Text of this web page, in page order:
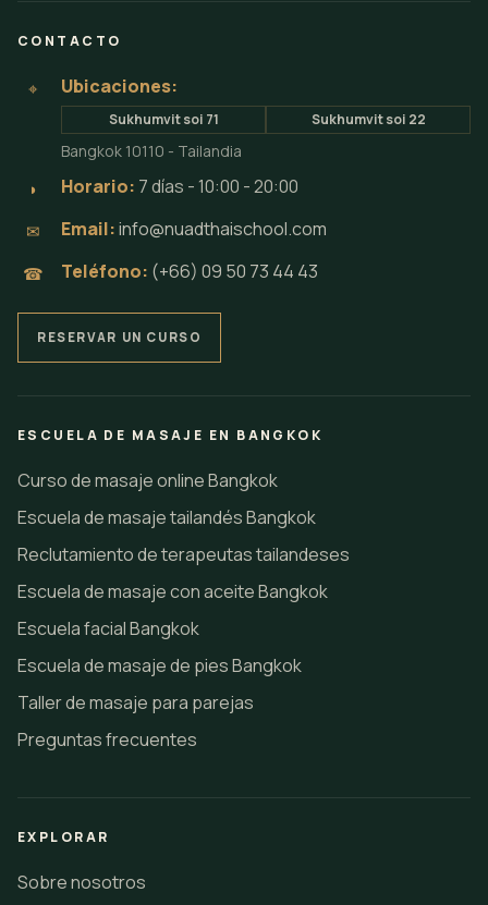
CONTACTO
⌖ Ubicaciones:
Sukhumvit soi 71 Sukhumvit soi 22
Bangkok 10110 - Tailandia
◗ Horario: 7 días - 10:00 - 20:00
✉ Email:info@nuadthaischool.com
☎ Teléfono: (+66) 09 50 73 44 43
RESERVAR UN CURSO
ESCUELA DE MASAJE EN BANGKOK
Curso de masaje online Bangkok
Escuela de masaje tailandés Bangkok
Reclutamiento de terapeutas tailandeses
Escuela de masaje con aceite Bangkok
Escuela facial Bangkok
Escuela de masaje de pies Bangkok
Taller de masaje para parejas
Preguntas frecuentes
EXPLORAR
Sobre nosotros